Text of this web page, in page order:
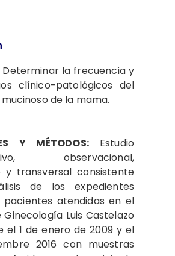
Determinar la frecuencia y
clínico-patológicos del
de la mama.
Y MÉTODOS:Estudio
observacional,
y transversal consistente
de los expedientes
atendidas en el
Ginecología Luis Castelazo
el 1 de enero de 2009 y el
2016 con muestras